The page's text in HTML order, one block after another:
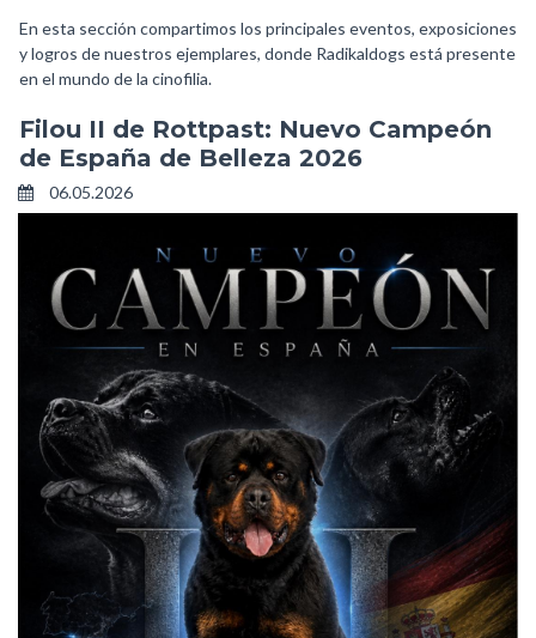
En esta sección compartimos los principales eventos, exposiciones
y logros de nuestros ejemplares, donde Radikaldogs está presente
en el mundo de la cinofilia.
Filou II de Rottpast: Nuevo Campeón
de España de Belleza 2026
06.05.2026